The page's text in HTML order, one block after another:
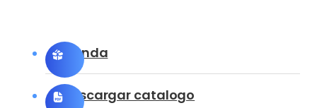
Tienda
Descargar catalogo